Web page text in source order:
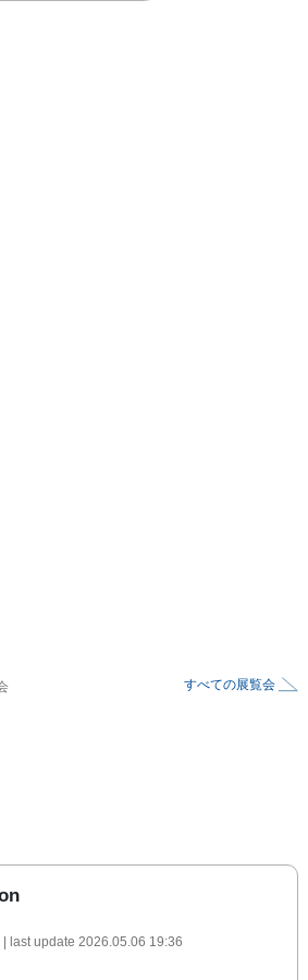
すべての展覧会
| last update 2026.05.06 19:36